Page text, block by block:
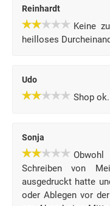
Reinhardt
Keine
heilloses
Udo
Shop
Sonja
Schreiben von
ausgedruckt hatte
oder Ablegen vor